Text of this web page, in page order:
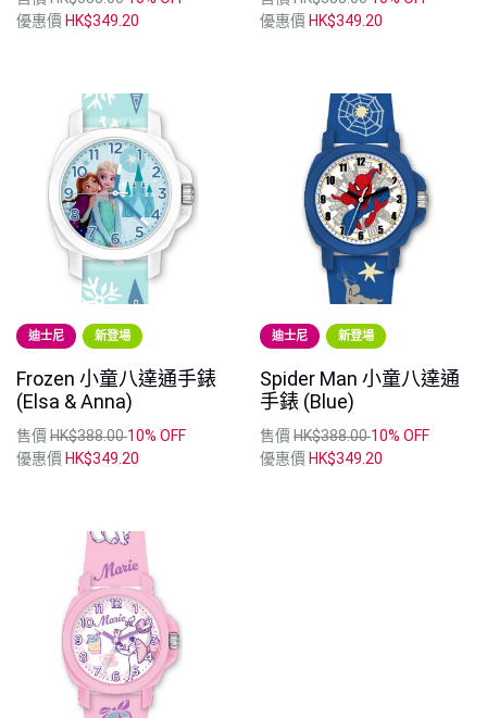
優惠價 HK$349.20
優惠價 HK$349.20
迪士尼 新登場
Frozen 小童八達通手錶
(Elsa & Anna)
售價HK$388.0010% OFF
優惠價HK$349.20
迪士尼 新登場
Spider Man 小童八達通
手錶 (Blue)
售價HK$388.0010% OFF
優惠價HK$349.20